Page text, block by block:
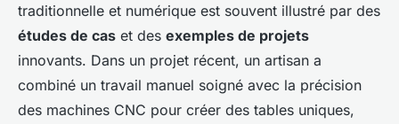
traditionnelle et numérique est souvent illustré par des
études de cas et des exemples de projets
innovants. Dans un projet récent, un artisan a
combiné un travail manuel soigné avec la précision
des machines CNC pour créer des tables uniques,